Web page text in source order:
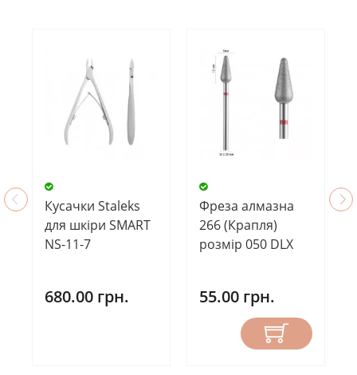
Кусачки Staleks
для шкіри SMART
NS-11-7
680.00 грн.
Фреза алмазна
266 (Крапля)
розмір 050 DLX
55.00 грн.